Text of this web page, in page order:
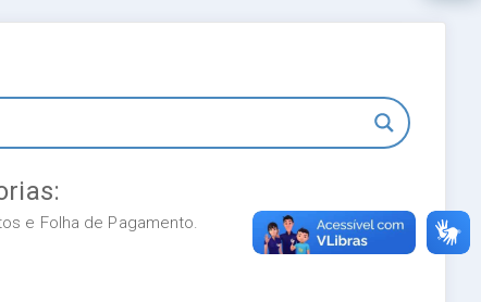
e Folha de Pagamento.